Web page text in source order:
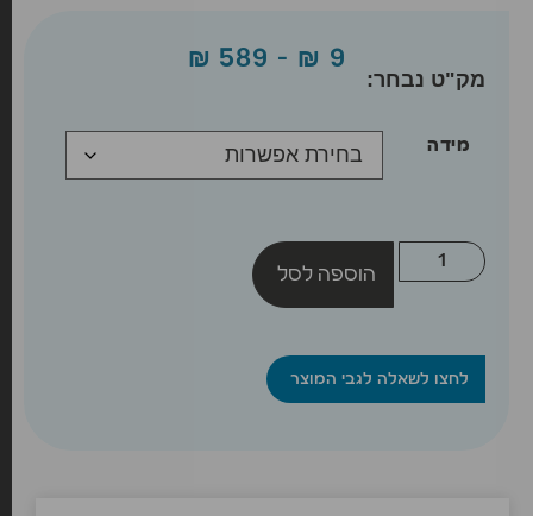
₪ 9
–
₪ 589
מידה
הוספה לסל
לחצו לשאלה לגבי המוצר